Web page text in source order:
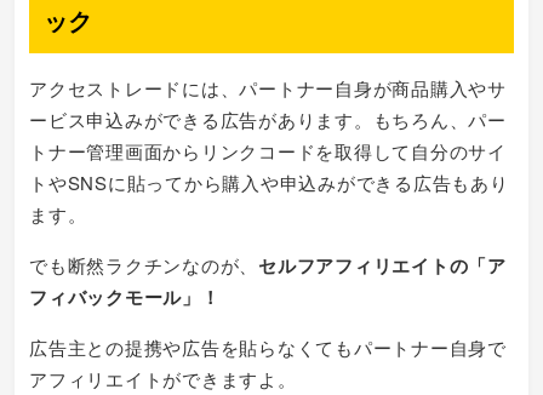
ック
アクセストレードには、パートナー自身が商品購入やサ
ービス申込みができる広告があります。もちろん、パー
トナー管理画面からリンクコードを取得して自分のサイ
トやSNSに貼ってから購入や申込みができる広告もあり
ます。
でも断然ラクチンなのが、 セルフアフィリエイトの「ア
フィバックモール」！
広告主との提携や広告を貼らなくてもパートナー自身で
アフィリエイトができますよ。